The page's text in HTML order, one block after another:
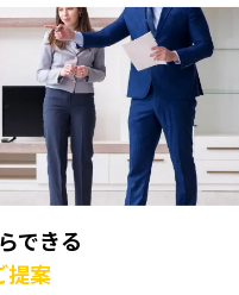
できる
提案